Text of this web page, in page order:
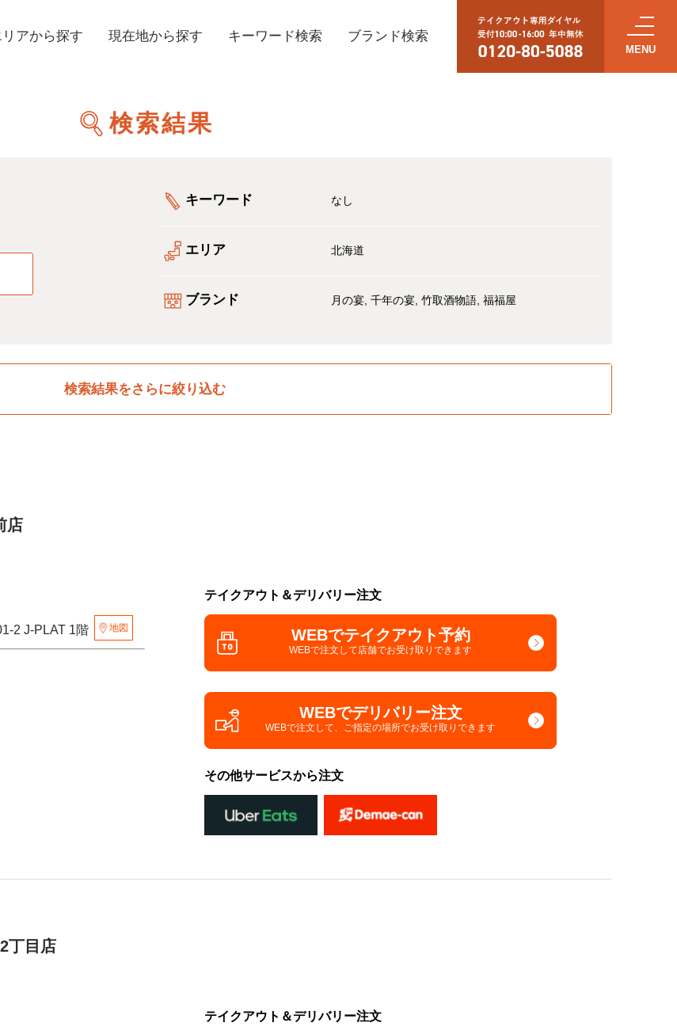
リアから探す 現在地から探す キーワード検索 ブランド検索
検索結果
キーワード なし
エリア 北海道
ブランド 月の宴 千年の宴 竹取酒物語 福福屋
検索結果をさらに絞り込む
店
2 J-PLAT 1階 地図
テイクアウト＆デリバリー注文
WEBでテイクアウト予約
WEBで注文して店舗でお受け取りできます
WEBでデリバリー注文
WEBで注文して、 ご指定の場所でお受け取りできます
その他サービスから注文
丁目店
テイクアウト＆デリバリー注文